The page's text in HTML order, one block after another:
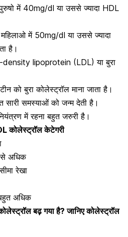
में 40mg/dl या उससे ज्यादा HDL
में 50mg/dl या उससे ज्यादा
है।
density lipoprotein (LDL) या बुरा
को बुरा कोलेस्ट्रॉल माना जाता है।
सारी समस्याओं को जन्म देती है।
में रहना बहुत जरुरी है ।
कोलेस्ट्रॉल केटेगरी
से अधिक
रेखा
अधिक
बढ़ गया है? जानिए कोलेस्ट्रॉल